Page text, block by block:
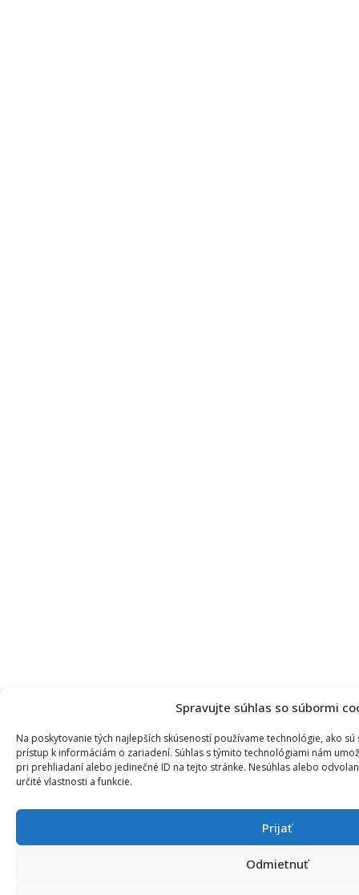
Spravujte súhlas so súbormi
Na poskytovanie tých najlepších skúseností používame technológie, ako
prístup k informáciám o zariadení. Súhlas s týmito technológiami nám
pri prehliadaní alebo jedinečné ID na tejto stránke. Nesúhlas alebo
určité vlastnosti a funkcie.
Prijať
Odmietnuť